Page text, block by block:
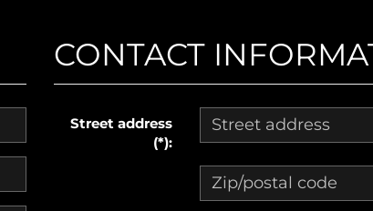
CONTACT
Street address
(*):